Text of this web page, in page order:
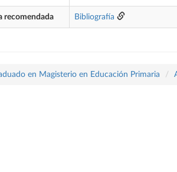
recomendada Bibliografía
en Magisterio en Educación Primaria